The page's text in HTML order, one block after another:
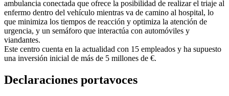
ambulancia conectada que ofrece la posibilidad de realizar el triaje al
enfermo dentro del vehículo mientras va de camino al hospital, lo
que minimiza los tiempos de reacción y optimiza la atención de
urgencia, y un semáforo que interactúa con automóviles y
viandantes.
Este centro cuenta en la actualidad con 15 empleados y ha supuesto
una inversión inicial de más de 5 millones de €.
Declaraciones portavoces